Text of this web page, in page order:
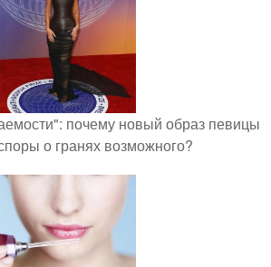
почему новый образ певицы
о гранях возможного?